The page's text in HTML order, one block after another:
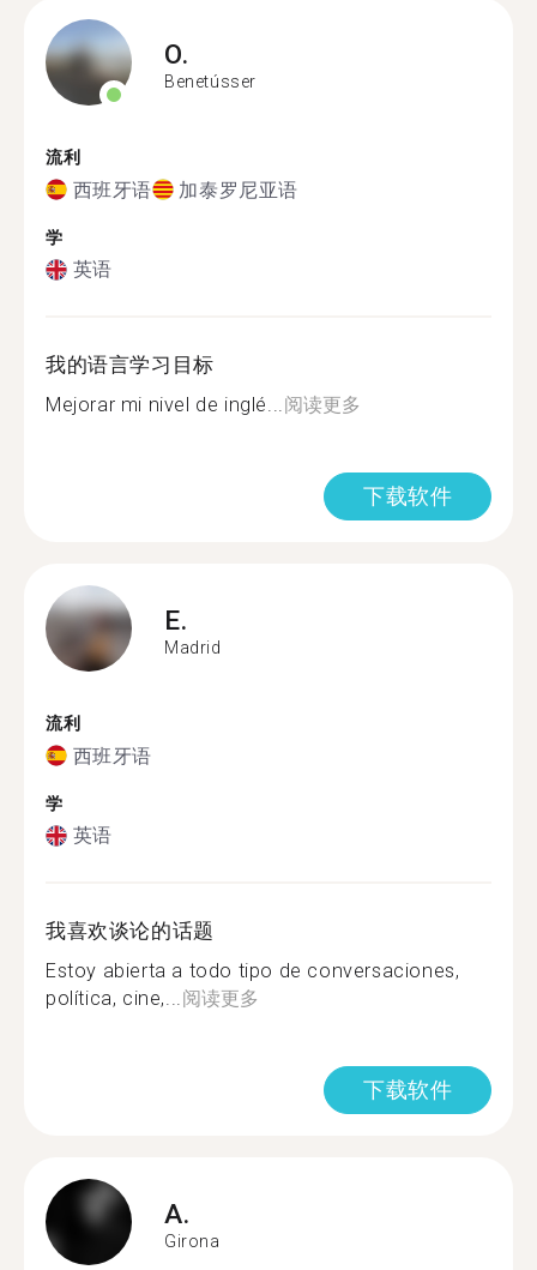
O.
Benetússer
流利
西班牙语 加泰罗尼亚语
学
英语
我的语言学习目标
Mejorar mi nivel de inglé...阅读更多
下载软件
E.
Madrid
流利
西班牙语
学
英语
我喜欢谈论的话题
Estoy abierta a todo tipo de conversaciones,
política, cine,...阅读更多
下载软件
A.
Girona